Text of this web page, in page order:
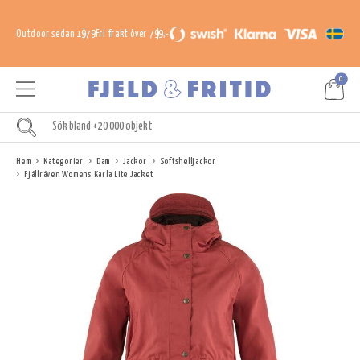
Outdoor sedan 1979Fri frakt över 799,-
0
Hem Kategorier Dam Jackor
Softshelljackor
Fjällräven Womens Karla Lite Jacket